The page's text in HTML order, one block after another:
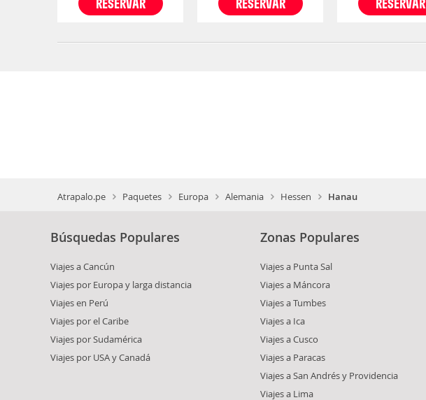
Atrapalo.pe Paquetes Europa Alemania Hessen Hanau
Búsquedas Populares
Viajes a Cancún
Viajes por Europa y larga distancia
Viajes en Perú
Viajes por el Caribe
Viajes por Sudamérica
Viajes por USA y Canadá
Zonas Populares
Viajes a Punta Sal
Viajes a Máncora
Viajes a Tumbes
Viajes a Ica
Viajes a Cusco
Viajes a Paracas
Viajes a San Andrés y Providencia
Viajes a Lima